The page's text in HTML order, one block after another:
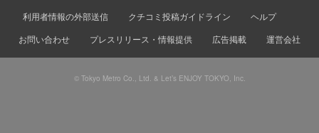
利用者情報の外部送信
クチコミ投稿ガイドライン
ヘルプ
お問い合わせ
プレスリリース・情報提供 広告掲載 運営会社
© Tokyo Metro Co., Ltd. & Let’s ENJOY TOKYO, Inc.